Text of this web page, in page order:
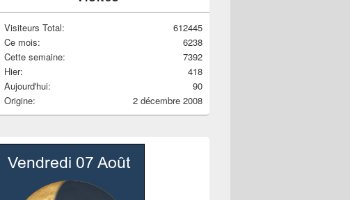
612445
Visiteurs Total:
6238
Ce mois:
7392
Cette semaine:
418
Hier:
90
Aujourd'hui:
2 décembre 2008
Origine: